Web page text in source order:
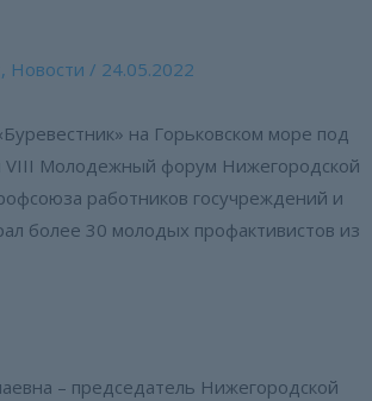
, Новости / 24.05.2022
на Горьковском море под
Молодежный форум Нижегородской
работников госучреждений и
более 30 молодых профактивистов из
– председатель Нижегородской